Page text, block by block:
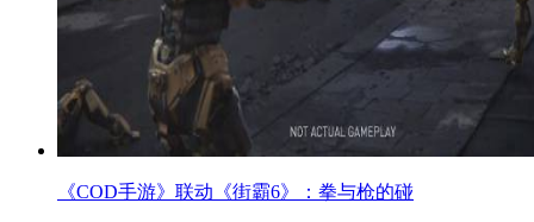
《COD手游》联动《街霸6》：拳与枪的碰